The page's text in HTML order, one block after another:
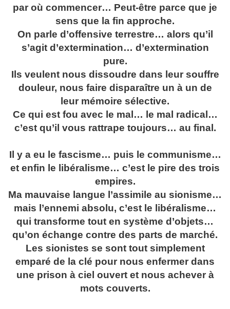
par où commencer… Peut-être parce que je
sens que la fin approche.
On parle d’offensive terrestre… alors qu’il
s’agit d’extermination… d’extermination
pure.
Ils veulent nous dissoudre dans leur souffre
douleur, nous faire disparaître un à un de
leur mémoire sélective.
Ce qui est fou avec le mal… le mal radical…
c’est qu’il vous rattrape toujours… au final.
Il y a eu le fascisme… puis le communisme…
et enfin le libéralisme… c’est le pire des trois
empires.
Ma mauvaise langue l’assimile au sionisme…
mais l’ennemi absolu, c’est le libéralisme…
qui transforme tout en système d’objets…
qu’on échange contre des parts de marché.
Les sionistes se sont tout simplement
emparé de la clé pour nous enfermer dans
une prison à ciel ouvert et nous achever à
mots couverts.